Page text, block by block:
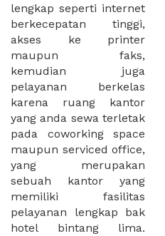
lengkap seperti internet
berkecepatan tinggi,
akses ke printer
maupun faks,
kemudian juga
pelayanan berkelas
karena ruang kantor
yang anda sewa terletak
pada coworking space
maupun serviced office,
yang merupakan
sebuah kantor yang
memiliki fasilitas
pelayanan lengkap bak
hotel bintang lima.
juga mempermudah
proses sewa kantor
Anda, karena anda
dapat memilih kantor
yang akan anda sewa,
kemudian Anda dapat
survey atau
mengunjungi calon
kantor Anda, semuanya
akan dibuat lebih
mudah untuk sewa
kantor terbaik Anda,
dan juga sewa kantor
murah karena harga
yang kami miliki sangat